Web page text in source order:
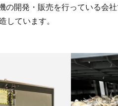
の開発・販売を行っている会
しています。